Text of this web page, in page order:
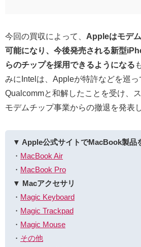
今回の買収によって、 Appleはモデ
可能になり、今後発売される新型
らのチップを採用できるようになる
みにIntelは、Appleが特許などを巡っ
Qualcommと和解したことを受け、
モデムチップ事業からの撤退を発表
▼ Apple公式サイトでMacBook製品
・ MacBook Air
・ MacBook Pro
▼ Macアクセサリ
・ Magic Keyboard
・ Magic Trackpad
・ Magic Mouse
・ その他